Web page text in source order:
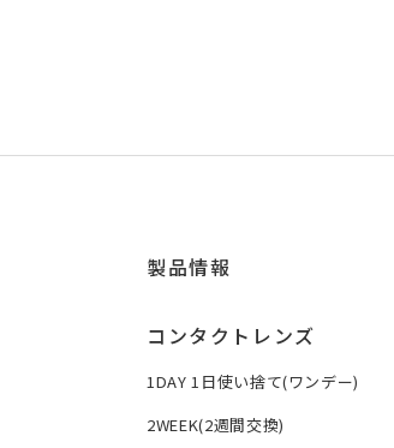
製品情報
コンタクトレンズ
1DAY 1日使い捨て(ワンデー)
2WEEK(2週間交換)